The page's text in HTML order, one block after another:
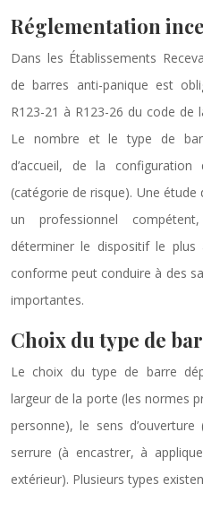
Réglementation
Dans les Établissements
de barres anti-panique est
R123-21 à R123-26 du code de
Le nombre et le type de
d’accueil, de la
(catégorie de risque). Une
un professionnel
déterminer le dispositif le plus
conforme peut conduire à des
importantes.
Choix du type de
Le choix du type de barre
largeur de la porte (les normes
personne), le sens
serrure (à encastrer, à
extérieur). Plusieurs types